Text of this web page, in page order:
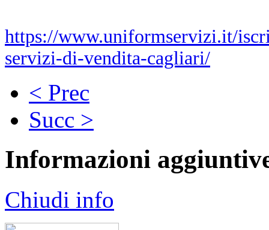
https://www.uniformservizi.it/
servizi-di-vendita-cagliari/
< Prec
Succ >
Informazioni
Chiudi info